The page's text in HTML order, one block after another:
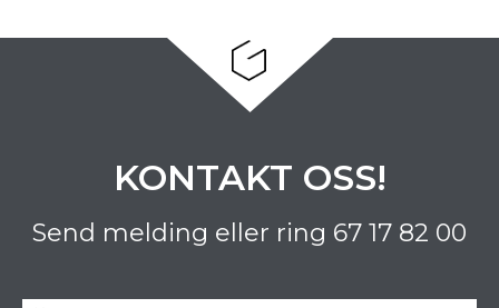
KONTAKT OSS!
Send melding eller ring 67 17 82 00